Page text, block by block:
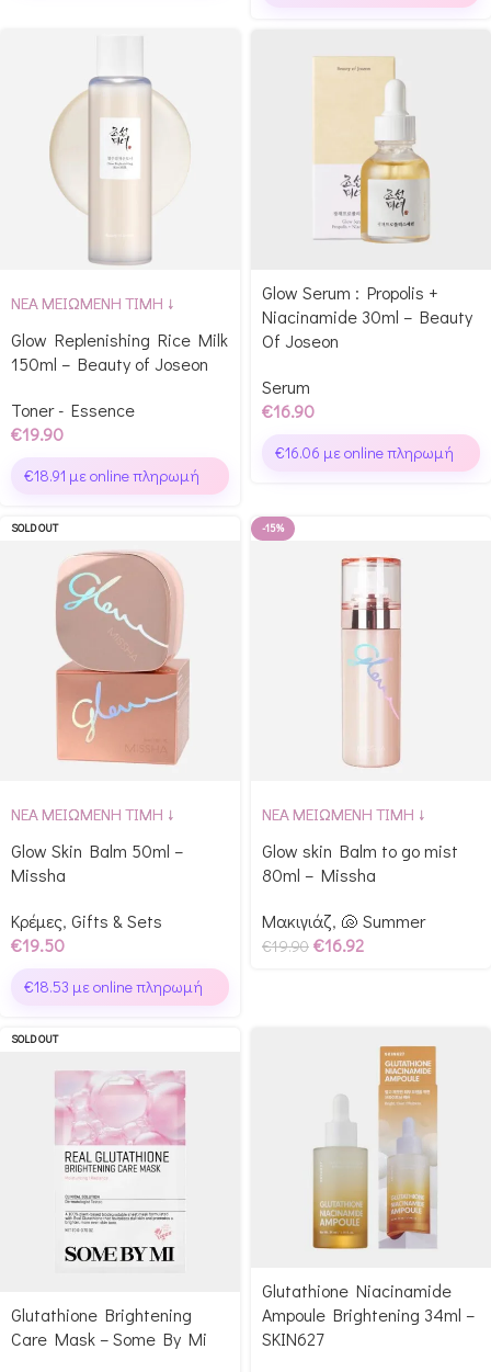
ΝΕΑ ΜΕΙΩΜΕΝΗ ΤΙΜΗ ↓
Glow Replenishing Rice Milk
150ml – Beauty of Joseon
Toner - Essence
€19.90
€18.91 με online πληρωμή
Glow Serum : Propolis +
Niacinamide 30ml – Beauty
Of Joseon
Serum
€16.90
€16.06 με online πληρωμή
SOLD OUT
ΝΕΑ ΜΕΙΩΜΕΝΗ ΤΙΜΗ ↓
Glow Skin Balm 50ml –
Missha
Κρέμες, Gifts & Sets
€19.50
€18.53 με online πληρωμή
-15%
ΝΕΑ ΜΕΙΩΜΕΝΗ ΤΙΜΗ ↓
Glow skin Balm to go mist
80ml – Missha
Μακιγιάζ, 🐚 Summer
€19.90 €16.92
SOLD OUT
Glutathione Brightening
Care Mask – Some By Mi
Glutathione Niacinamide
Ampoule Brightening 34ml –
SKIN627